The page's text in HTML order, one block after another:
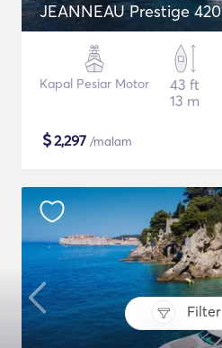
Filter
JEANNEAU Prestige 420
Kapal Pesiar Motor
43 ft
13 m
$2,297 /malam